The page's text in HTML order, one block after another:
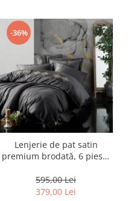
-36%
Lenjerie de pat satin
premium brodată, 6 piese,
King - Anthracite
595,00 Lei
379,00 Lei